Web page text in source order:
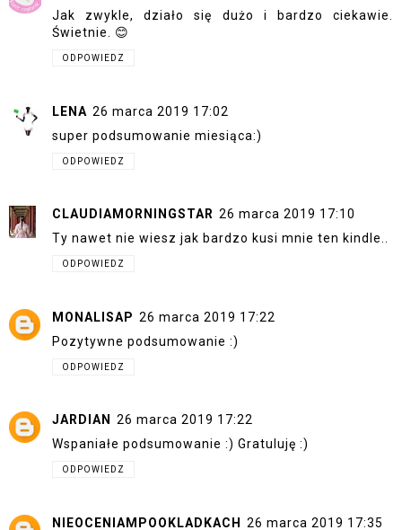
Jak zwykle, działo się dużo i bardzo ciekawie.
Świetnie. 😊
ODPOWIEDZ
LENA 26 marca 2019 17:02
super podsumowanie miesiąca:)
ODPOWIEDZ
CLAUDIAMORNINGSTAR 26 marca 2019 17:10
Ty nawet nie wiesz jak bardzo kusi mnie ten kindle..
ODPOWIEDZ
MONALISAP 26 marca 2019 17:22
Pozytywne podsumowanie :)
ODPOWIEDZ
JARDIAN
26 marca 2019 17:22
Wspaniałe podsumowanie :) Gratuluję :)
ODPOWIEDZ
NIEOCENIAMPOOKLADKACH 26 marca 2019 17:35